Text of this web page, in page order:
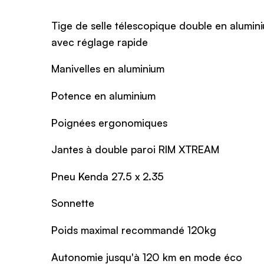
Tige de selle télescopique double en
avec réglage rapide
Manivelles en aluminium
Potence en aluminium
Poignées ergonomiques
Jantes à double paroi RIM XTREAM
Pneu Kenda 27.5 x 2.35
Sonnette
Poids maximal recommandé 120kg
Autonomie jusqu'à 120 km en mode éco